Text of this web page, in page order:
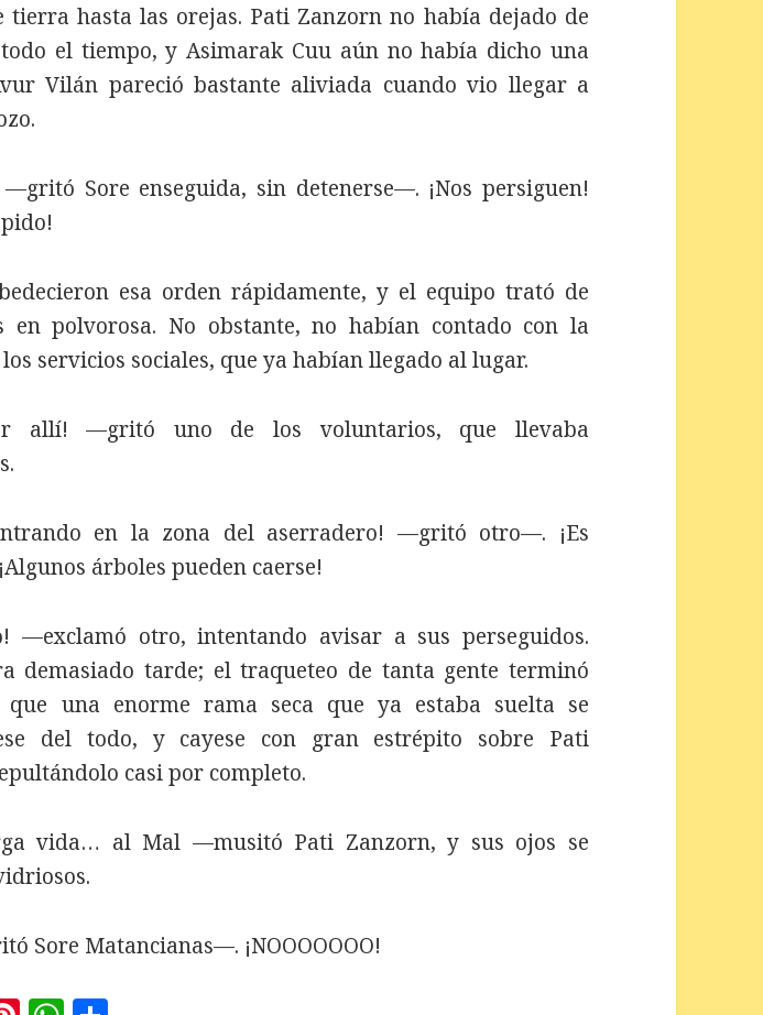
tierra hasta las orejas. Pati Zanzorn no había dejado de
el tiempo, y Asimarak Cuu aún no había dicho una
Vilán pareció bastante aliviada cuando vio llegar a
Sore enseguida, sin detenerse—. ¡Nos persiguen!
esa orden rápidamente, y el equipo trató de
en polvorosa. No obstante, no habían contado con la
servicios sociales, que ya habían llegado al lugar.
allí! —gritó uno de los voluntarios, que llevaba
en la zona del aserradero! —gritó otro—. ¡Es
árboles pueden caerse!
—exclamó otro, intentando avisar a sus perseguidos.
demasiado tarde; el traqueteo de tanta gente terminó
una enorme rama seca que ya estaba suelta se
del todo, y cayese con gran estrépito sobre Pati
casi por completo.
vida… al Mal —musitó Pati Zanzorn, y sus ojos se
Sore Matancianas—. ¡NOOOOOOO!